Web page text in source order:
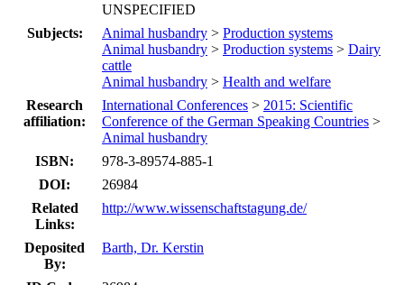
UNSPECIFIED
Subjects:
Animal husbandry > Production systems
Animal husbandry > Production systems > Dairy
cattle
Animal husbandry > Health and welfare
Research
affiliation:
International Conferences > 2015: Scientific
Conference of the German Speaking Countries >
Animal husbandry
ISBN:
978-3-89574-885-1
DOI:
26984
Related
Links:
http://www.wissenschaftstagung.de/
Deposited
By:
Barth, Dr. Kerstin